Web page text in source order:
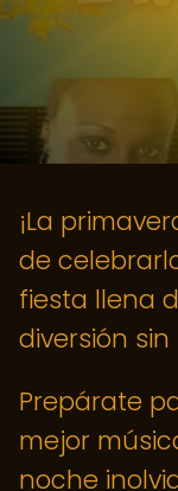
¡La
de
fiesta llena
diversión sin
Prepárate
mejor
noche